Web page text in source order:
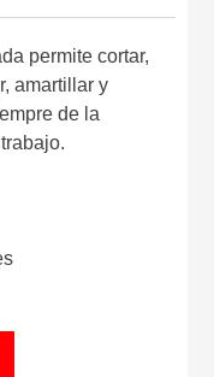
permite cortar,
amartillar y
de la